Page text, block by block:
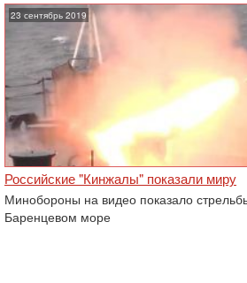
23 сентябрь 2019
Российские "Кинжалы" показали миру
Минобороны на видео показало
Баренцевом море